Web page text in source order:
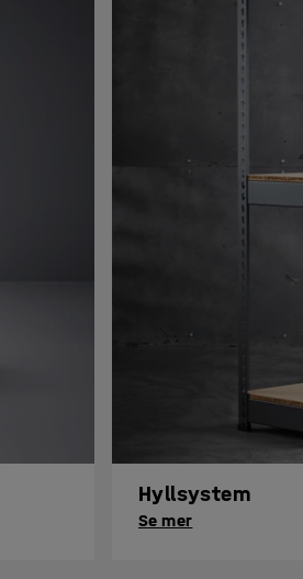
Hyllsystem
Se mer